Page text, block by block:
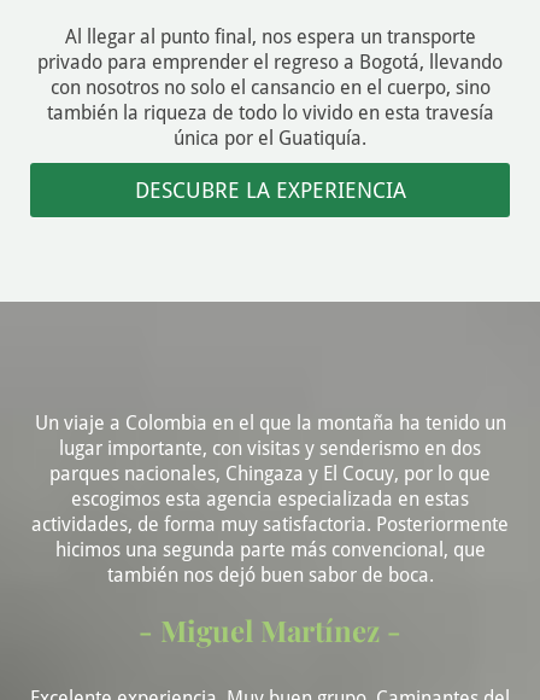
Al llegar al punto final, nos espera un transporte
privado para emprender el regreso a Bogotá, llevando
con nosotros no solo el cansancio en el cuerpo, sino
también la riqueza de todo lo vivido en esta travesía
única por el Guatiquía.
DESCUBRE LA EXPERIENCIA
Un viaje a Colombia en el que la montaña ha tenido un
lugar importante, con visitas y senderismo en dos
parques nacionales, Chingaza y El Cocuy, por lo que
escogimos esta agencia especializada en estas
actividades, de forma muy satisfactoria. Posteriormente
hicimos una segunda parte más convencional, que
también nos dejó buen sabor de boca.
- Miguel Martínez -